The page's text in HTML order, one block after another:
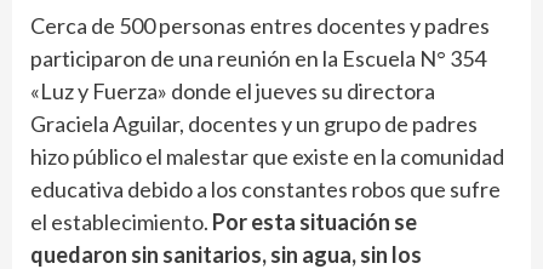
Cerca de 500 personas entres docentes y padres
participaron de una reunión en la Escuela N° 354
«Luz y Fuerza» donde el jueves su directora
Graciela Aguilar, docentes y un grupo de padres
hizo público el malestar que existe en la comunidad
educativa debido a los constantes robos que sufre
el establecimiento. Por esta situación se
quedaron sin sanitarios, sin agua, sin los